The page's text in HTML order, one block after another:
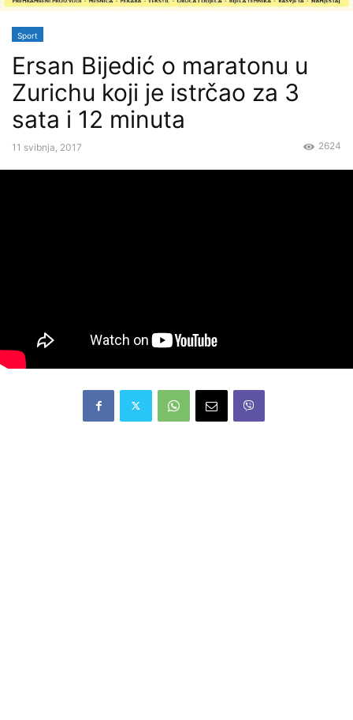
Sport
Ersan Bijedić o maratonu u
Zurichu koji je istrčao za 3
sata i 12 minuta
11 svibnja, 2017 2624